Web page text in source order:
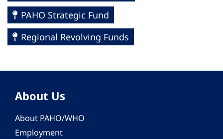
PAHO Strategic Fund
Regional Revolving Funds
About Us
About PAHO/WHO
Employment